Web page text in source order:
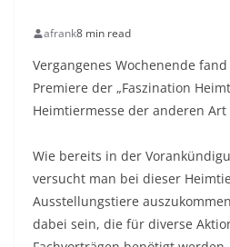
afrank8 min read
Vergangenes Wochenende
Premiere der „Faszination
Heimtiermesse der anderen Art
Wie bereits in der
versucht man bei dieser
Ausstellungstiere
dabei sein, die für diverse